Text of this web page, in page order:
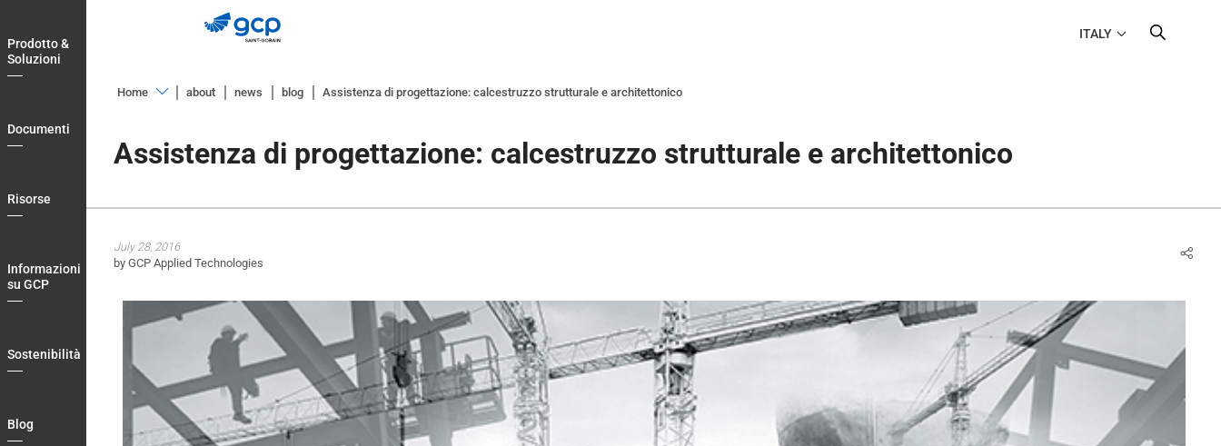
to
main
navigation
Prodotto &
Soluzioni
Documenti
Risorse
Informazioni
su GCP
Sostenibilità
Blog
ITALY
Home
&
Soluzioni
Informazioni
Blog
Country
about news blog Assistenza di progettazione: calcestruzzo strutturale e architettonico
Assistenza di progettazione: calcestruzzo strutturale e architettonico
July 28, 2016
by GCP Applied Technologies